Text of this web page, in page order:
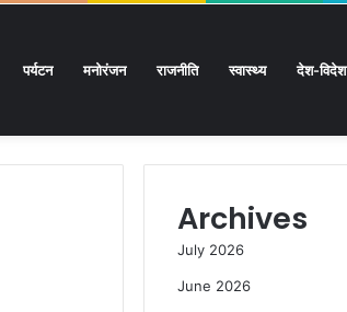
पर्यटन मनोरंजन राजनीति स्वास्थ्य देश-विदेश
Archives
July 2026
June 2026